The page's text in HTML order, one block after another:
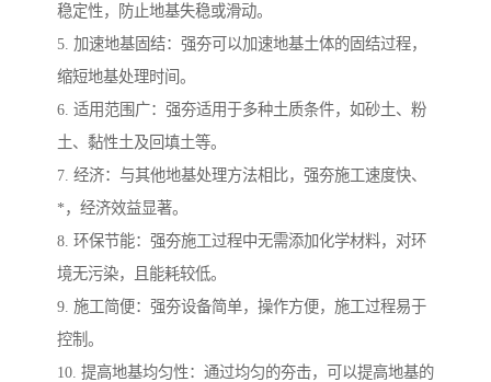
稳定性，防止地基失稳或滑动。
5. 加速地基固结：强夯可以加速地基土体的固结过程，
缩短地基处理时间。
6. 适用范围广：强夯适用于多种土质条件，如砂土、粉
土、黏性土及回填土等。
7. 经济：与其他地基处理方法相比，强夯施工速度快、
*，经济效益显著。
8. 环保节能：强夯施工过程中无需添加化学材料，对环
境无污染，且能耗较低。
9. 施工简便：强夯设备简单，操作方便，施工过程易于
控制。
10. 提高地基均匀性：通过均匀的夯击，可以提高地基的